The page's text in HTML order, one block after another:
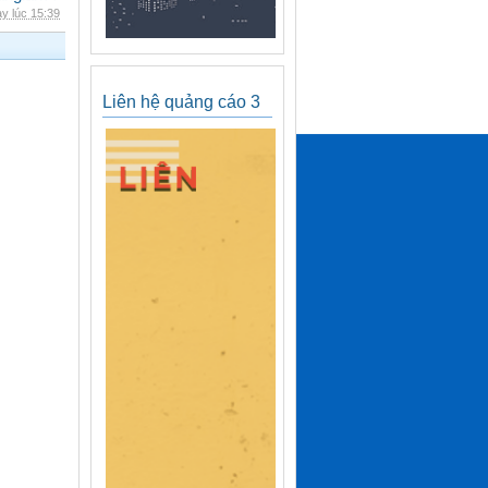
lúc 15:39
Liên hệ quảng cáo 3